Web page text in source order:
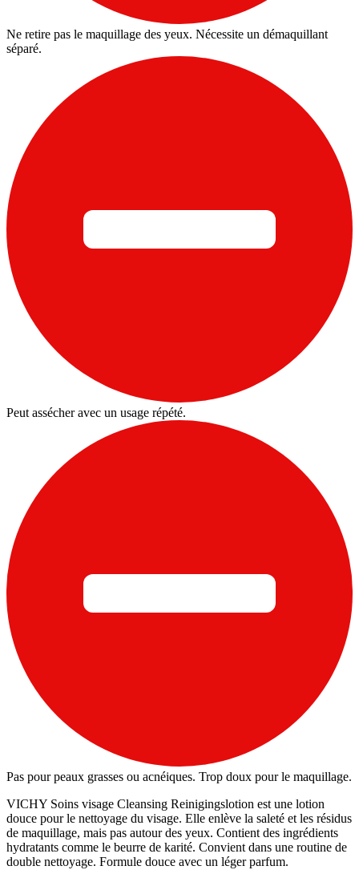
Ne retire pas le maquillage des yeux. Nécessite un démaquillant
séparé.
Peut assécher avec un usage répété.
Pas pour peaux grasses ou acnéiques. Trop doux pour le maquillage.
VICHY Soins visage Cleansing Reinigingslotion est une lotion
douce pour le nettoyage du visage. Elle enlève la saleté et les résidus
de maquillage, mais pas autour des yeux. Contient des ingrédients
hydratants comme le beurre de karité. Convient dans une routine de
double nettoyage. Formule douce avec un léger parfum.